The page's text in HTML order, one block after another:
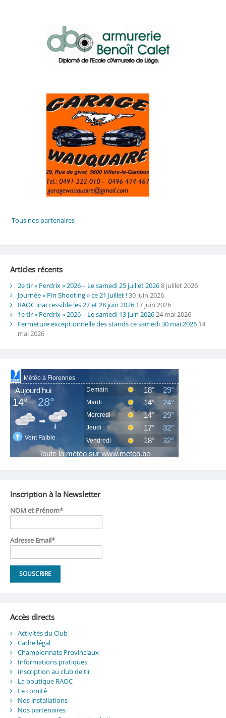
Tous nos partenaires
Articles récents
2e tir « Perdrix » 2026 – Le samedi 25 juillet 20268 juillet 2026
Journée « Pin Shooting » ce 21 Juillet !30 juin 2026
RAOC inaccessible les 27 et 28 juin 2026 17 juin 2026
1e tir « Perdrix » 2026 – Le samedi 13 juin 202624 mai 2026
Fermeture exceptionnelle des stands ce samedi 30 mai 2026 14
mai 2026
Inscription à la Newsletter
NOM et Prénom*
Adresse Email*
Accès directs
Activités du Club
Cadre légal
Championnats Provinciaux
Informations pratiques
Inscription au club de tir
La boutique RAOC
Le comité
Nos installations
Nos partenaires